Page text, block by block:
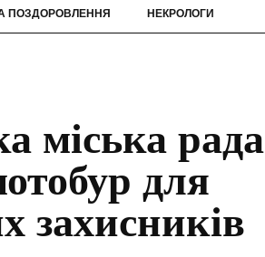
ПОЗДОРОВЛЕННЯ НЕКРОЛОГИ
міська рада
для
захисників